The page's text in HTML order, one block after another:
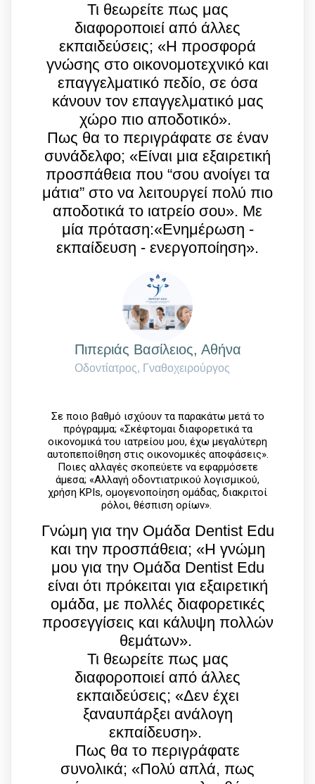
Τι θεωρείτε πως μας
διαφοροποιεί από άλλες
εκπαιδεύσεις; «Η προσφορά
γνώσης στο οικονομοτεχνικό και
επαγγελματικό πεδίο, σε όσα
κάνουν τον επαγγελματικό μας
χώρο πιο αποδοτικό».
Πως θα το περιγράφατε σε έναν
συνάδελφο; «Είναι μια εξαιρετική
προσπάθεια που “σου ανοίγει τα
μάτια” στο να λειτουργεί πολύ πιο
αποδοτικά το ιατρείο σου». Mε
μία πρόταση:«Ενημέρωση -
εκπαίδευση - ενεργοποίηση».
Πιπεριάς Βασίλειος, Αθήνα
Οδοντίατρος, Γναθοχειρούργος
Σε ποιο βαθμό ισχύουν τα παρακάτω μετά το
πρόγραμμα; «Σκέφτομαι διαφορετικά τα
οικονομικά του ιατρείου μου, έχω μεγαλύτερη
αυτοπεποίθηση στις οικονομικές αποφάσεις».
Ποιες αλλαγές σκοπεύετε να εφαρμόσετε
άμεσα; «Αλλαγή οδοντιατρικού λογισμικού,
χρήση KPIs, ομογενοποίηση ομάδας, διακριτοί
ρόλοι, θέσπιση ορίων».
Γνώμη για την Ομάδα Dentist Edu
και την προσπάθεια; «Η γνώμη
μου για την Ομάδα Dentist Edu
είναι ότι πρόκειται για εξαιρετική
ομάδα, με πολλές διαφορετικές
προσεγγίσεις και κάλυψη πολλών
θεμάτων».
Τι θεωρείτε πως μας
διαφοροποιεί από άλλες
εκπαιδεύσεις; «Δεν έχει
ξαναυπάρξει ανάλογη
εκπαίδευση».
Πως θα το περιγράφατε
συνολικά; «Πολύ απλά, πως